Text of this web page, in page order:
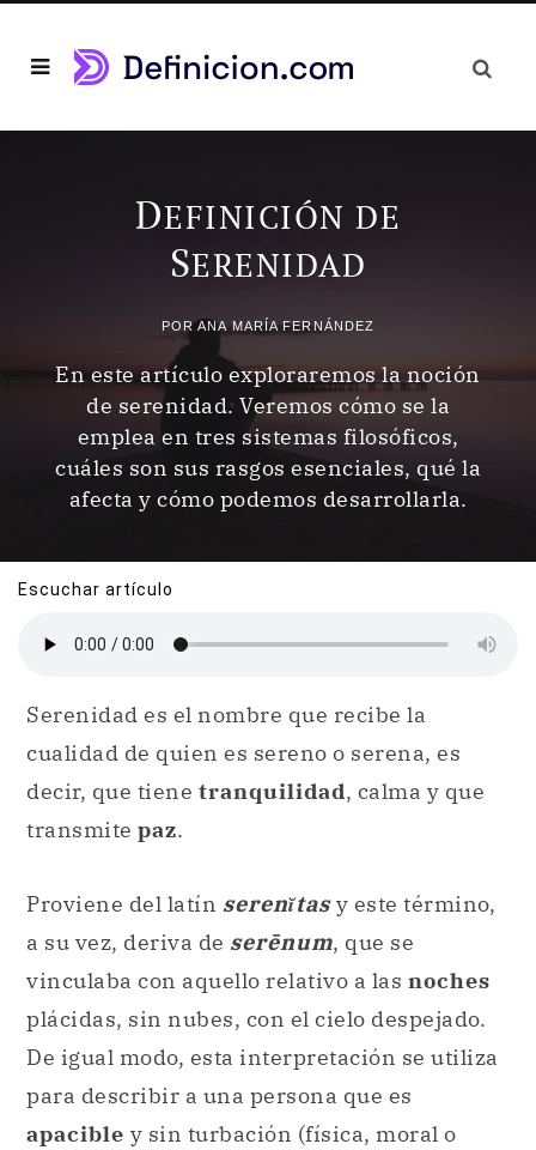
DEFINICIÓN DE
SERENIDAD
PORANA MARÍA FERNÁNDEZ
En este artículo exploraremos la noción
de serenidad. Veremos cómo se la
emplea en tres sistemas filosóficos,
cuáles son sus rasgos esenciales, qué la
afecta y cómo podemos desarrollarla.
Escuchar artículo
Serenidad es el nombre que recibe la
cualidad de quien es sereno o serena, es
decir, que tiene tranquilidad, calma y que
transmite paz.
Proviene del latín serenĭtas y este término,
a su vez, deriva de serēnum, que se
vinculaba con aquello relativo a las noches
plácidas, sin nubes, con el cielo despejado.
De igual modo, esta interpretación se utiliza
para describir a una persona que es
apacible y sin turbación (física, moral o